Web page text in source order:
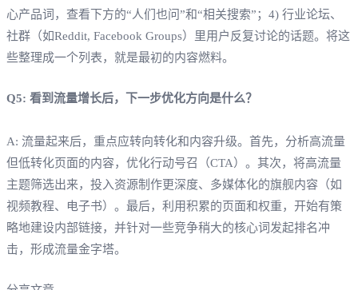
心产品词，查看下方的“人们也问”和“相关搜索”；4) 行业论坛、
社群（如Reddit, Facebook Groups）里用户反复讨论的话题。将这
些整理成一个列表，就是最初的内容燃料。
Q5: 看到流量增长后，下一步优化方向是什么？
A: 流量起来后，重点应转向转化和内容升级。首先，分析高流量
但低转化页面的内容，优化行动号召（CTA）。其次，将高流量
主题筛选出来，投入资源制作更深度、多媒体化的旗舰内容（如
视频教程、电子书）。最后，利用积累的页面和权重，开始有策
略地建设内部链接，并针对一些竞争稍大的核心词发起排名冲
击，形成流量金字塔。